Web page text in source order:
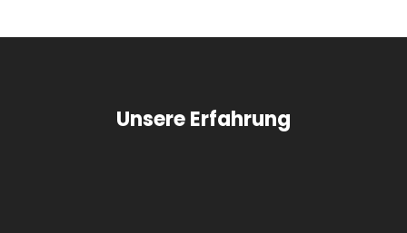
Unsere Erfahrung